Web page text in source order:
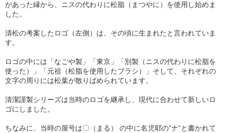
があった縁から、ニスの代わりに松脂（まつやに）を使用し始めま
した。
清松の考案したロゴ（左側）は、その頃に生まれたと言われていま
す。
ロゴの中には「なごや製」「東京」「別製（ニスの代わりに松脂を
使った）」「元祖（松脂を使用したブラシ）」そして、それぞれの
文字の周りには松葉が散りばめられています。
清潔謹製シリーズは当時のロゴを継承し、現代に合わせて新しいロ
ゴにしました。
ちなみに、当時の屋号は〇（まる） の中に名児耶の”ナ”と書かれて